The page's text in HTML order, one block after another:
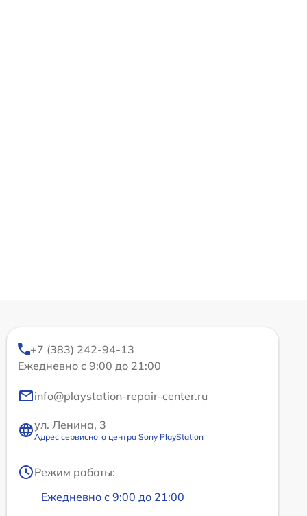
+7 (383) 242-94-13
Ежедневно с 9:00 до 21:00
info@playstation-repair-center.ru
ул. Ленина, 3
Адрес сервисного центра Sony PlayStation
Режим работы:
Ежедневно с 9:00 до 21:00